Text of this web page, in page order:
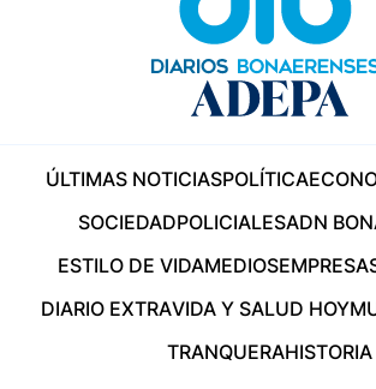
ÚLTIMAS NOTICIASPOLÍTICA
SOCIEDADPOLICIALESADN
ESTILO DE VIDAMEDIOS
DIARIO EXTRAVIDA Y SALUD HOY
TRANQUERAHISTORIA